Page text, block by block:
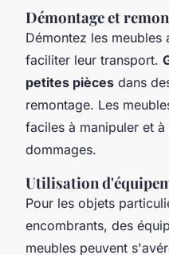
Démontage et
Démontez les
faciliter leur transport.
petites pièces dans
remontage. Les
faciles à manipuler et
dommages.
Utilisation
Pour les objets
encombrants, des
meubles peuvent